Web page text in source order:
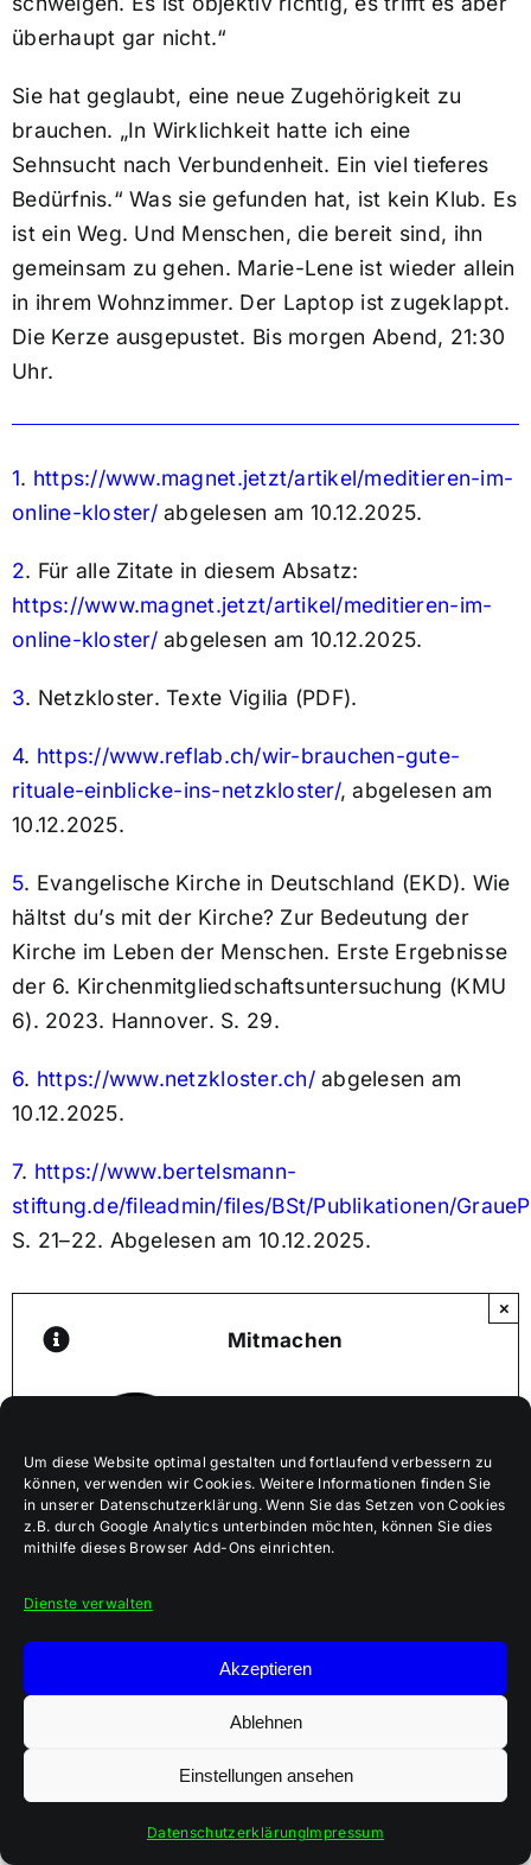
Um diese Website optimal gestalten und fortlaufend verbessern zu
können, verwenden wir Cookies. Weitere Informationen finden Sie
in unserer Datenschutzerklärung. Wenn Sie das Setzen von Cookies
z.B. durch Google Analytics unterbinden möchten, können Sie dies
mithilfe dieses Browser Add-Ons einrichten.
Dienste verwalten
Akzeptieren
Ablehnen
Einstellungen ansehen
DatenschutzerklärungImpressum
überhaupt gar nicht.“
Sie hat geglaubt, eine neue Zugehörigkeit zu
brauchen. „In Wirklichkeit hatte ich eine
Sehnsucht nach Verbundenheit. Ein viel tieferes
Bedürfnis.“ Was sie gefunden hat, ist kein Klub. Es
ist ein Weg. Und Menschen, die bereit sind, ihn
gemeinsam zu gehen. Marie-Lene ist wieder allein
in ihrem Wohnzimmer. Der Laptop ist zugeklappt.
Die Kerze ausgepustet. Bis morgen Abend, 21:30
Uhr.
1. https://www.magnet.jetzt/artikel/meditieren-im-
online-kloster/abgelesen am 10.12.2025.
2. Für alle Zitate in diesem Absatz:
https://www.magnet.jetzt/artikel/meditieren-im-
online-kloster/abgelesen am 10.12.2025.
3. Netzkloster. Texte Vigilia (PDF).
4. https://www.reflab.ch/wir-brauchen-gute-
rituale-einblicke-ins-netzkloster/, abgelesen am
10.12.2025.
5. Evangelische Kirche in Deutschland (EKD). Wie
hältst du’s mit der Kirche? Zur Bedeutung der
Kirche im Leben der Menschen. Erste Ergebnisse
der 6. Kirchenmitgliedschaftsuntersuchung (KMU
6). 2023. Hannover. S. 29.
6. https://www.netzkloster.ch/abgelesen am
10.12.2025.
7. https://www.bertelsmann-
stiftung.de/fileadmin/files/BSt/Publikationen/
S. 21–22. Abgelesen am 10.12.2025.
Mitmachen
www.netzkloster.ch
×